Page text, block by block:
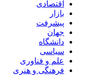
اقتصادی
بازار
پیشرفت
جهان
دانشگاه
سیاسی
علم و فناوری
فرهنگی و هنری